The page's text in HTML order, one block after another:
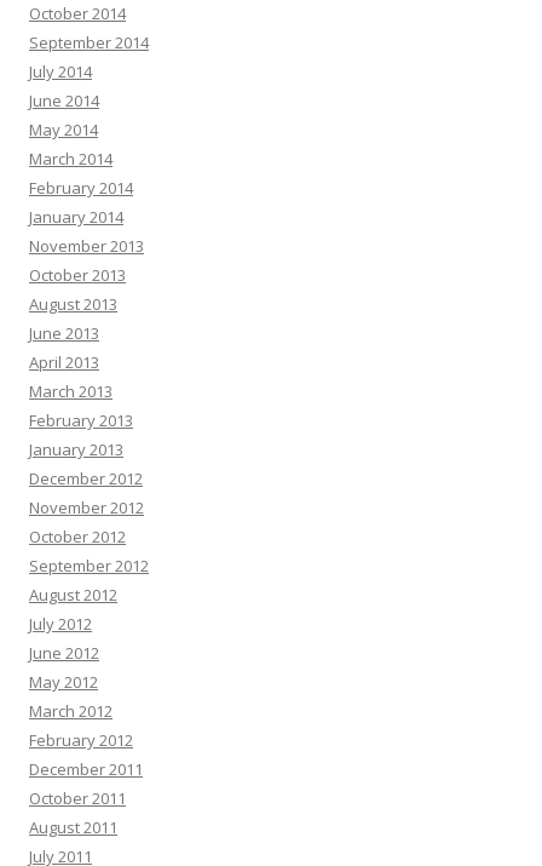
October 2014
September 2014
July 2014
June 2014
May 2014
March 2014
February 2014
January 2014
November 2013
October 2013
August 2013
June 2013
April 2013
March 2013
February 2013
January 2013
December 2012
November 2012
October 2012
September 2012
August 2012
July 2012
June 2012
May 2012
March 2012
February 2012
December 2011
October 2011
August 2011
July 2011